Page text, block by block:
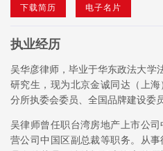
下载简历 电子名片
执业经历
吴华彦律师，毕业于华东政法大学
研究生，现为北京金诚同达（上
分所执委会委员、全国品牌建设委
吴律师曾任职台湾房地产上市公
营公司中国区副总裁等职务。从